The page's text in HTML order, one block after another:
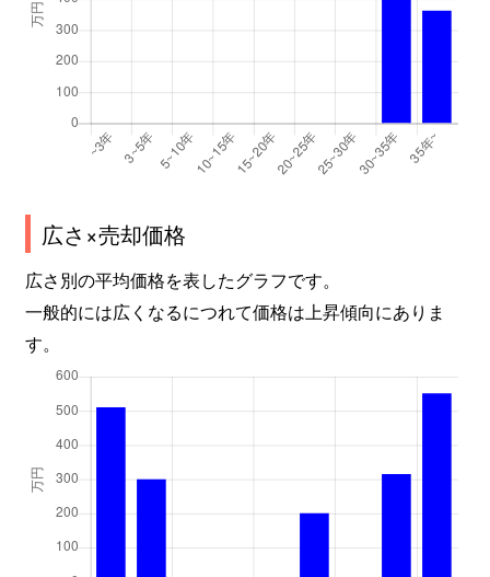
広さ×売却価格
広さ別の平均価格を表したグラフです。
一般的には広くなるにつれて価格は上昇傾向にありま
す。